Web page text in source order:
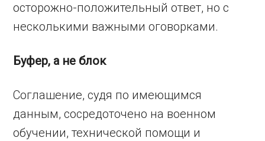
осторожно-положительный ответ, но с
несколькими важными оговорками.
Буфер, а не блок
Соглашение, судя по имеющимся
данным, сосредоточено на военном
обучении, технической помощи и